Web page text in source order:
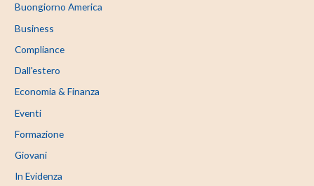
Buongiorno America
Business
Compliance
Dall'estero
Economia & Finanza
Eventi
Formazione
Giovani
In Evidenza